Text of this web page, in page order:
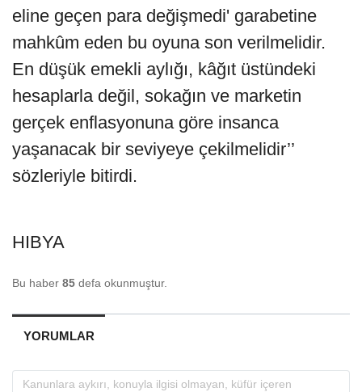
eline geçen para değişmedi' garabetine
mahkûm eden bu oyuna son verilmelidir.
En düşük emekli aylığı, kâğıt üstündeki
hesaplarla değil, sokağın ve marketin
gerçek enflasyonuna göre insanca
yaşanacak bir seviyeye çekilmelidir’’
sözleriyle bitirdi.
HIBYA
Bu haber 85 defa okunmuştur.
YORUMLAR